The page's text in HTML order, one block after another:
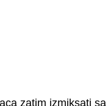
zatim izmiksati